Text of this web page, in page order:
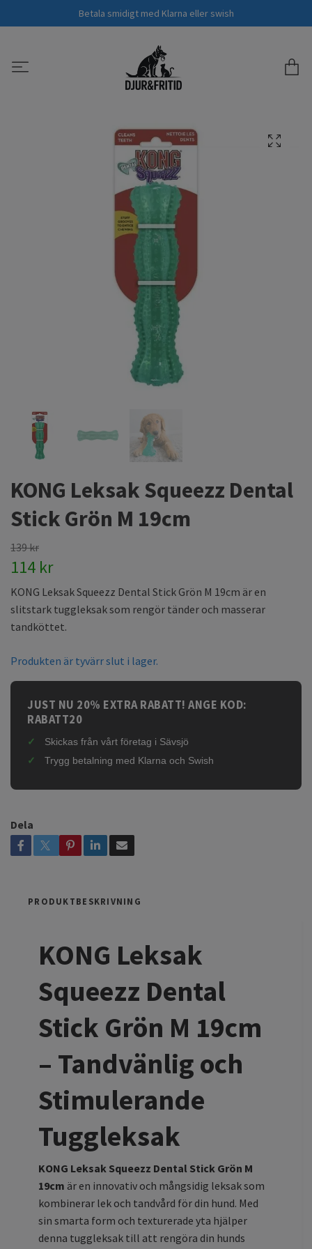
Betala smidigt med Klarna eller swish
KONG Leksak Squeezz Dental
Stick Grön M 19cm
139 kr
114 kr
KONG Leksak Squeezz Dental Stick Grön M 19cm är en
slitstark tuggleksak som rengör tänder och masserar
tandköttet.
Produkten är tyvärr slut i lager.
JUST NU 20% EXTRA RABATT! ANGE KOD:
RABATT20
Skickas från vårt företag i Sävsjö
Trygg betalning med Klarna och Swish
Dela
PRODUKTBESKRIVNING
KONG Leksak
Squeezz Dental
Stick Grön M 19cm
– Tandvänlig och
Stimulerande
Tuggleksak
KONG Leksak Squeezz Dental Stick Grön M
19cm är en innovativ och mångsidig leksak som
kombinerar lek och tandvård för din hund. Med
sin smarta form och texturerade yta hjälper
denna tuggleksak till att rengöra din hunds